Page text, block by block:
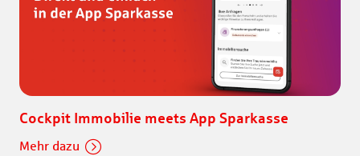
Cockpit Immobilie meets App Sparkasse
Mehr dazu